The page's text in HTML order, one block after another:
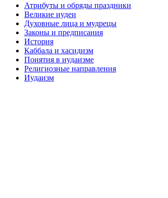
Атрибуты и обряды праздники
Великие иудеи
Духовные лица и мудрецы
Законы и предписания
История
Каббала и хасидизм
Понятия в иудаизме
Религиозные направления
Иудаизм